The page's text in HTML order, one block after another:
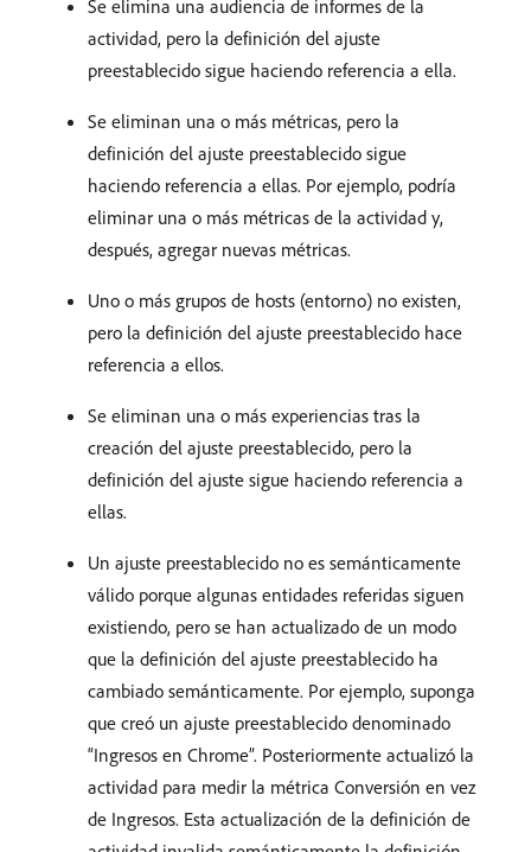
Se elimina una audiencia de informes de la
actividad, pero la definición del ajuste
preestablecido sigue haciendo referencia a ella.
Se eliminan una o más métricas, pero la
definición del ajuste preestablecido sigue
haciendo referencia a ellas. Por ejemplo, podría
eliminar una o más métricas de la actividad y,
después, agregar nuevas métricas.
Uno o más grupos de hosts (entorno) no existen,
pero la definición del ajuste preestablecido hace
referencia a ellos.
Se eliminan una o más experiencias tras la
creación del ajuste preestablecido, pero la
definición del ajuste sigue haciendo referencia a
ellas.
Un ajuste preestablecido no es semánticamente
válido porque algunas entidades referidas siguen
existiendo, pero se han actualizado de un modo
que la definición del ajuste preestablecido ha
cambiado semánticamente. Por ejemplo, suponga
que creó un ajuste preestablecido denominado
“Ingresos en Chrome”. Posteriormente actualizó la
actividad para medir la métrica Conversión en vez
de Ingresos. Esta actualización de la definición de